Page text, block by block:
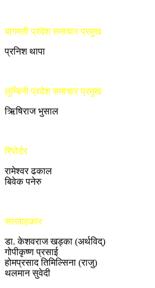
बागमती प्रदेश समाचार प्रमुख
प्रनिश थापा
लुम्बिनी प्रदेश समाचार प्रमुख
ऋिषिराज भुसाल
रिपोर्टर
रामेश्वर ढकाल
बिवेक पनेरु
सल्लाहकार
डा. केशवराज खड्का (अर्थविद्)
गोपीकृष्ण प्रसाई
होमप्रसाद तिमिल्सिना (राजु)
थलमान सुवेदी